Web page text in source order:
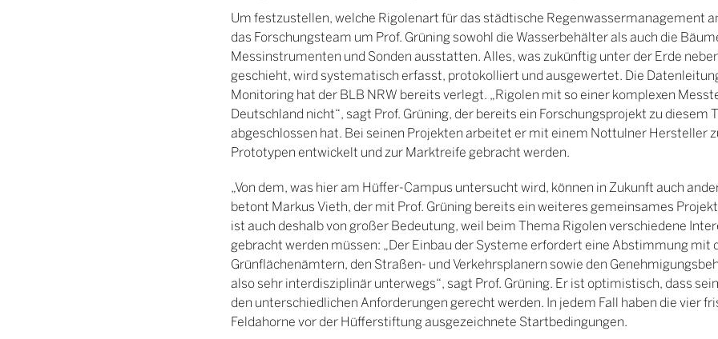
Um festzustellen, welche Rigolenart für das städtische Regenwassermanagement
das Forschungsteam um Prof. Grüning sowohl die Wasserbehälter als auch die
Messinstrumenten und Sonden ausstatten. Alles, was zukünftig unter der Erde
geschieht, wird systematisch erfasst, protokolliert und ausgewertet. Die
Monitoring hat der BLB NRW bereits verlegt. „Rigolen mit so einer komplexen
Deutschland nicht“, sagt Prof. Grüning, der bereits ein Forschungsprojekt zu diesem
abgeschlossen hat. Bei seinen Projekten arbeitet er mit einem Nottulner Hersteller
Prototypen entwickelt und zur Marktreife gebracht werden.
„Von dem, was hier am Hüffer-Campus untersucht wird, können in Zukunft auch
betont Markus Vieth, der mit Prof. Grüning bereits ein weiteres gemeinsames
ist auch deshalb von großer Bedeutung, weil beim Thema Rigolen verschiedene
gebracht werden müssen: „Der Einbau der Systeme erfordert eine Abstimmung mit
Grünflächenämtern, den Straßen- und Verkehrsplanern sowie den
also sehr interdisziplinär unterwegs“, sagt Prof. Grüning. Er ist optimistisch, dass
den unterschiedlichen Anforderungen gerecht werden. In jedem Fall haben die vier
Feldahorne vor der Hüfferstiftung ausgezeichnete Startbedingungen.